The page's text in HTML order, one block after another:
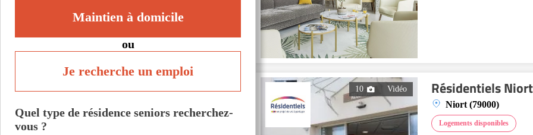
10 Vidéo Résidentiels Niort
Niort (79000)
Logements disponibles
Maintien à domicile
ou
Je recherche un emploi
Quel type de résidence seniors recherchez-
vous ?